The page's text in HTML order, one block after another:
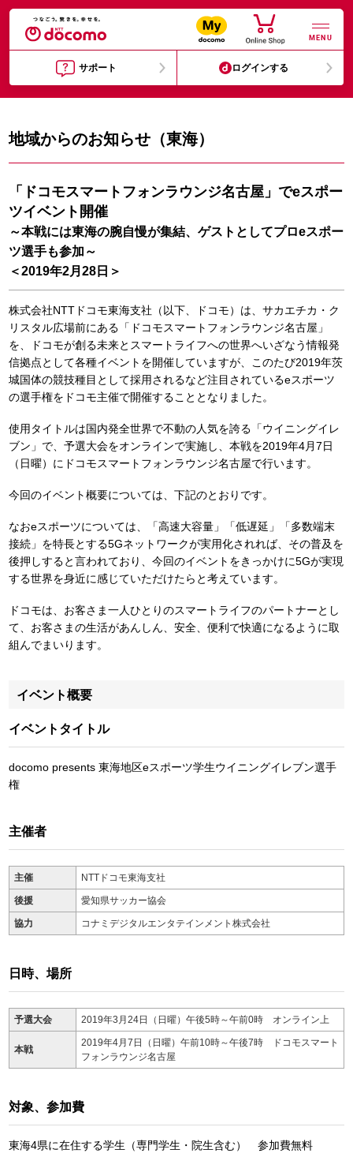
MENU
サポート ログインする
地域からのお知らせ（東海）
「ドコモスマートフォンラウンジ名古屋」でeスポー
ツイベント開催
～本戦には東海の腕自慢が集結、ゲストとしてプロeスポー
ツ選手も参加～
＜2019年2月28日＞
株式会社NTTドコモ東海支社（以下、ドコモ）は、サカエチカ・ク
リスタル広場前にある「ドコモスマートフォンラウンジ名古屋」
を、ドコモが創る未来とスマートライフへの世界へいざなう情報発
信拠点として各種イベントを開催していますが、このたび2019年茨
城国体の競技種目として採用されるなど注目されているeスポーツ
の選手権をドコモ主催で開催することとなりました。
使用タイトルは国内発全世界で不動の人気を誇る「ウイニングイレ
ブン」で、予選大会をオンラインで実施し、本戦を2019年4月7日
（日曜）にドコモスマートフォンラウンジ名古屋で行います。
今回のイベント概要については、下記のとおりです。
なおeスポーツについては、「高速大容量」「低遅延」「多数端末
接続」を特長とする5Gネットワークが実用化されれば、その普及を
後押しすると言われており、今回のイベントをきっかけに5Gが実現
する世界を身近に感じていただけたらと考えています。
ドコモは、お客さま一人ひとりのスマートライフのパートナーとし
て、お客さまの生活があんしん、安全、便利で快適になるように取
組んでまいります。
イベント概要
イベントタイトル
docomo presents 東海地区eスポーツ学生ウイニングイレブン選手
権
主催者
主催 NTTドコモ東海支社
後援 愛知県サッカー協会
協力 コナミデジタルエンタテインメント株式会社
日時、場所
予選大会 2019年3月24日（日曜）午後5時～午前0時 オンライン上
本戦
2019年4月7日（日曜）午前10時～午後7時 ドコモスマート
フォンラウンジ名古屋
対象、参加費
東海4県に在住する学生（専門学生・院生含む） 参加費無料